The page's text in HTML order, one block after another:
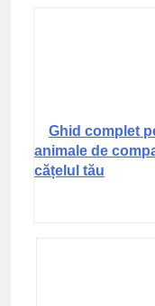
Ghid complet
animale de
cățelul tău